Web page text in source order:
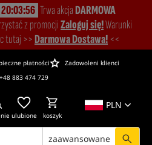
20:03:55 Trwa akcjaDARMOWA
z promocjiZaloguj się!Warunki
tutaj >>Darmowa Dostawa! <<
płatności
Zadowoleni klienci
+48 883 474 729
PLN
ulubione koszyk
zaawansowane